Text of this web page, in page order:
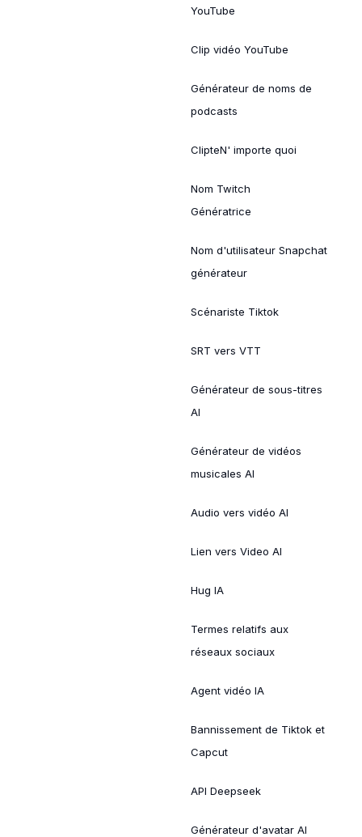
YouTube
Clip vidéo YouTube
Générateur de noms de
podcasts
ClipteN' importe quoi
Nom Twitch
Génératrice
Nom d'utilisateur Snapchat
générateur
Scénariste Tiktok
SRT vers VTT
Générateur de sous-titres
AI
Générateur de vidéos
musicales AI
Audio vers vidéo AI
Lien vers Video AI
Hug IA
Termes relatifs aux
réseaux sociaux
Agent vidéo IA
Bannissement de Tiktok et
Capcut
API Deepseek
Générateur d'avatar AI